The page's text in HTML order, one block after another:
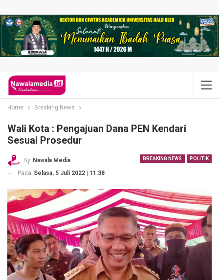
Home Breaking News
Wali Kota : Pengajuan Dana PEN Kendari
Sesuai Prosedur
BREAKING NEWS POLITIK
By Nawala Media
Pada Selasa, 5 Juli 2022 | 11:38